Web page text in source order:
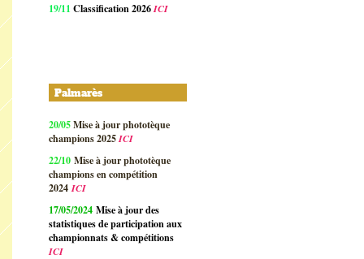
19/11 Classification 2026ICI
Palmarès
20/05Mise à jour phototèque
champions 2025ICI
22/10 Mise à jour phototèque
champions en compétition
2024ICI
17/05/2024 Mise à jour des
statistiques de participation aux
championnats & compétitions
ICI